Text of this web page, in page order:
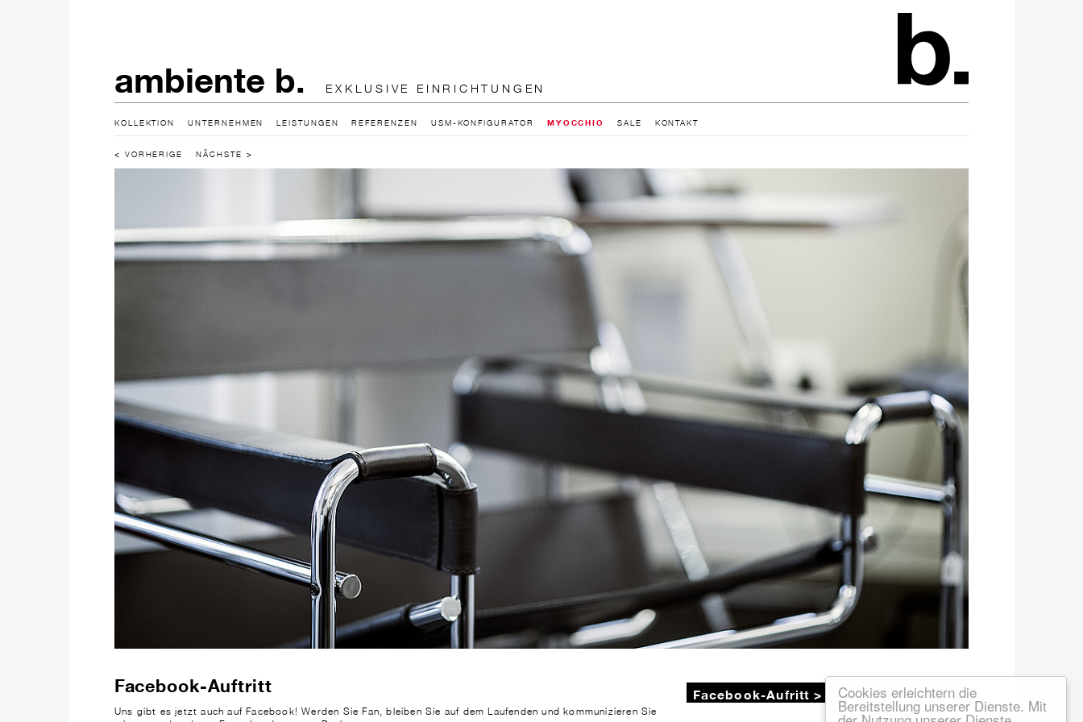
Cookies erleichtern die
Bereitstellung unserer Dienste. Mit
ambiente b. EXKLUSIVE EINRICHTUNGEN
KOLLEKTION UNTERNEHMEN LEISTUNGEN REFERENZEN USM-KONFIGURATOR MYOCCHIO SALE KONTAKT
< VORHERIGE NÄCHSTE >
Facebook-Auftritt
Uns gibt es jetzt auch auf Facebook! Werden Sie Fan, bleiben Sie auf dem Laufenden und kommunizieren Sie
Facebook-Aufritt >